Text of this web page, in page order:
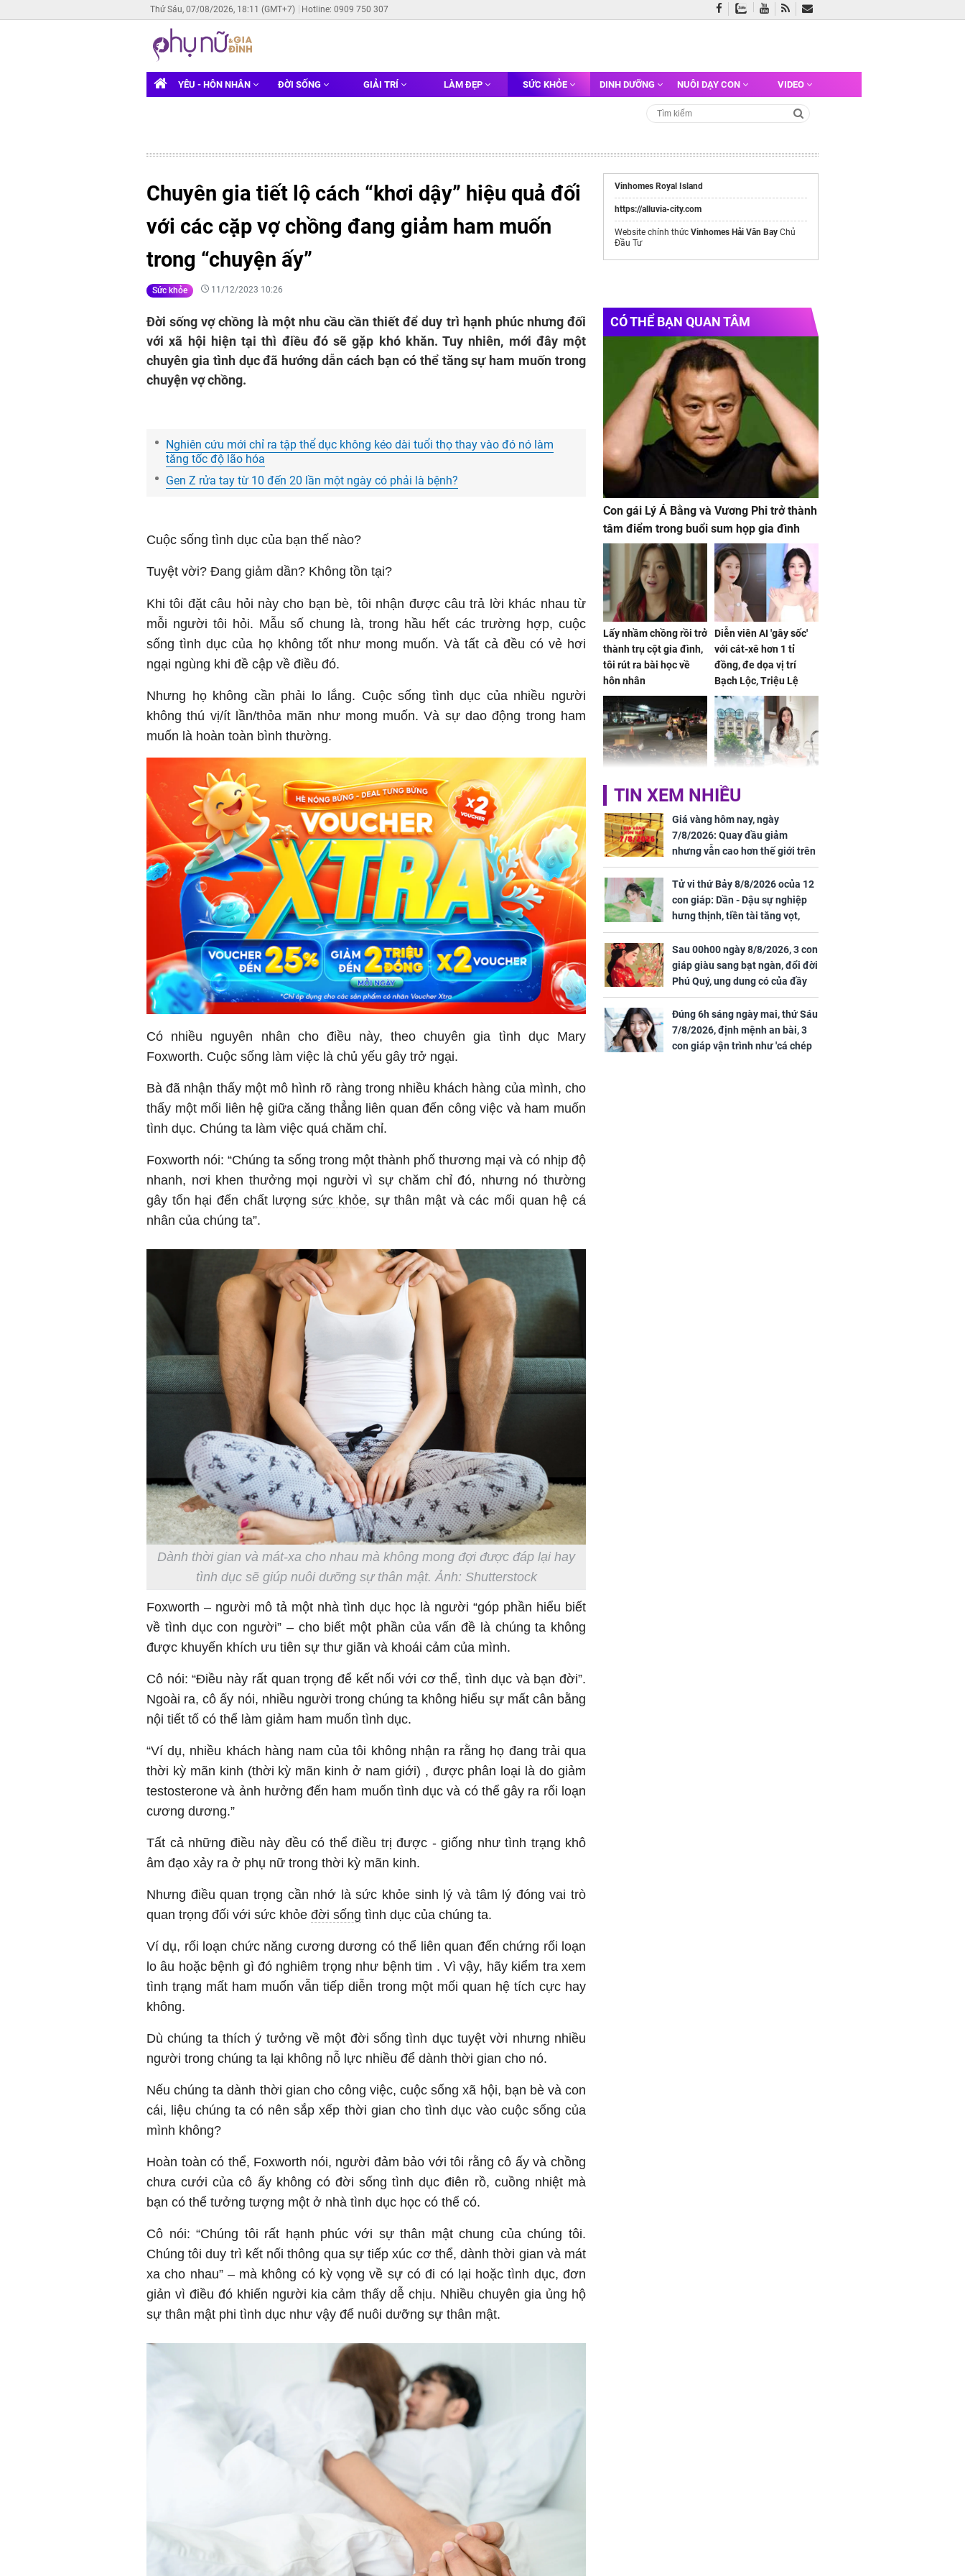
Thứ Sáu, 07/08/2026, 18:11 (GMT+7) Hotline: 0909 750 307
YÊU - HÔN NHÂN ĐỜI SỐNG GIẢI TRÍ LÀM ĐẸP SỨC KHỎE DINH DƯỠNG NUÔI DẠY CON VIDEO
Chuyên gia tiết lộ cách “khơi dậy” hiệu quả đối
với các cặp vợ chồng đang giảm ham muốn
trong “chuyện ấy”
Sức khỏe 11/12/2023 10:26
Đời sống vợ chồng là một nhu cầu cần thiết để duy trì hạnh phúc nhưng đối
với xã hội hiện tại thì điều đó sẽ gặp khó khăn. Tuy nhiên, mới đây một
chuyên gia tình dục đã hướng dẫn cách bạn có thể tăng sự ham muốn trong
chuyện vợ chồng.
Nghiên cứu mới chỉ ra tập thể dục không kéo dài tuổi thọ thay vào đó nó làm
tăng tốc độ lão hóa
Gen Z rửa tay từ 10 đến 20 lần một ngày có phải là bệnh?
Cuộc sống tình dục của bạn thế nào?
Tuyệt vời? Đang giảm dần? Không tồn tại?
Khi tôi đặt câu hỏi này cho bạn bè, tôi nhận được câu trả lời khác nhau từ
mỗi người tôi hỏi. Mẫu số chung là, trong hầu hết các trường hợp, cuộc
sống tình dục của họ không tốt như mong muốn. Và tất cả đều có vẻ hơi
ngại ngùng khi đề cập về điều đó.
Nhưng họ không cần phải lo lắng. Cuộc sống tình dục của nhiều người
không thú vị/ít lần/thỏa mãn như mong muốn. Và sự dao động trong ham
muốn là hoàn toàn bình thường.
Có nhiều nguyên nhân cho điều này, theo chuyên gia tình dục Mary
Foxworth. Cuộc sống làm việc là chủ yếu gây trở ngại.
Bà đã nhận thấy một mô hình rõ ràng trong nhiều khách hàng của mình, cho
thấy một mối liên hệ giữa căng thẳng liên quan đến công việc và ham muốn
tình dục. Chúng ta làm việc quá chăm chỉ.
Foxworth nói: “Chúng ta sống trong một thành phố thương mại và có nhịp độ
nhanh, nơi khen thưởng mọi người vì sự chăm chỉ đó, nhưng nó thường
gây tổn hại đến chất lượngsức khỏe, sự thân mật và các mối quan hệ cá
nhân của chúng ta”.
Dành thời gian và mát-xa cho nhau mà không mong đợi được đáp lại hay
tình dục sẽ giúp nuôi dưỡng sự thân mật. Ảnh: Shutterstock
Foxworth – người mô tả một nhà tình dục học là người “góp phần hiểu biết
về tình dục con người” – cho biết một phần của vấn đề là chúng ta không
được khuyến khích ưu tiên sự thư giãn và khoái cảm của mình.
Cô nói: “Điều này rất quan trọng để kết nối với cơ thể, tình dục và bạn đời”.
Ngoài ra, cô ấy nói, nhiều người trong chúng ta không hiểu sự mất cân bằng
nội tiết tố có thể làm giảm ham muốn tình dục.
“Ví dụ, nhiều khách hàng nam của tôi không nhận ra rằng họ đang trải qua
thời kỳ mãn kinh (thời kỳ mãn kinh ở nam giới) , được phân loại là do giảm
testosterone và ảnh hưởng đến ham muốn tình dục và có thể gây ra rối loạn
cương dương.”
Tất cả những điều này đều có thể điều trị được - giống như tình trạng khô
âm đạo xảy ra ở phụ nữ trong thời kỳ mãn kinh.
Nhưng điều quan trọng cần nhớ là sức khỏe sinh lý và tâm lý đóng vai trò
quan trọng đối với sức khỏe đời sống tình dục của chúng ta.
Ví dụ, rối loạn chức năng cương dương có thể liên quan đến chứng rối loạn
lo âu hoặc bệnh gì đó nghiêm trọng như bệnh tim . Vì vậy, hãy kiểm tra xem
tình trạng mất ham muốn vẫn tiếp diễn trong một mối quan hệ tích cực hay
không.
Dù chúng ta thích ý tưởng về một đời sống tình dục tuyệt vời nhưng nhiều
người trong chúng ta lại không nỗ lực nhiều để dành thời gian cho nó.
Nếu chúng ta dành thời gian cho công việc, cuộc sống xã hội, bạn bè và con
cái, liệu chúng ta có nên sắp xếp thời gian cho tình dục vào cuộc sống của
mình không?
Hoàn toàn có thể, Foxworth nói, người đảm bảo với tôi rằng cô ấy và chồng
chưa cưới của cô ấy không có đời sống tình dục điên rồ, cuồng nhiệt mà
bạn có thể tưởng tượng một ở nhà tình dục học có thể có.
Cô nói: “Chúng tôi rất hạnh phúc với sự thân mật chung của chúng tôi.
Chúng tôi duy trì kết nối thông qua sự tiếp xúc cơ thể, dành thời gian và mát
xa cho nhau” – mà không có kỳ vọng về sự có đi có lại hoặc tình dục, đơn
giản vì điều đó khiến người kia cảm thấy dễ chịu. Nhiều chuyên gia ủng hộ
sự thân mật phi tình dục như vậy để nuôi dưỡng sự thân mật.
Vinhomes Royal Island
https://alluvia-city.com
Website chính thức Vinhomes Hải Vân Bay Chủ
Đầu Tư
CÓ THỂ BẠN QUAN TÂM
Con gái Lý Á Bằng và Vương Phi trở thành
tâm điểm trong buổi sum họp gia đình
Lấy nhầm chồng rồi trở
thành trụ cột gia đình,
tôi rút ra bài học về
hôn nhân
Diễn viên AI 'gây sốc'
với cát-xê hơn 1 tỉ
đồng, đe dọa vị trí
Bạch Lộc, Triệu Lệ
Dĩnh
TP.HCM: Nữ công nhân
tử vong trên đường đi
làm về trong khu công
nghiệp Sóng Thần
Đỗ Mỹ Linh hé lộ góc
bếp chill của nhà mới -
cạnh biệt thự bầu Hiển
Sau 00h00 ngày
8/8/2026, 3 con giáp
giàu sang bạt ngàn,
đổi đời Phú Quý, ung
dung có của đầy nhà,
ngày càng hưng thịnh
sung túc
TIN XEM NHIỀU
Giá vàng hôm nay, ngày
7/8/2026: Quay đầu giảm
nhưng vẫn cao hơn thế giới trên
7 triệu đồng
Tử vi thứ Bảy 8/8/2026 ocủa 12
con giáp: Dần - Dậu sự nghiệp
hưng thịnh, tiền tài tăng vọt,
Mão - Thân công việc bất trắc,
tiền mất tật mang
Sau 00h00 ngày 8/8/2026, 3 con
giáp giàu sang bạt ngàn, đổi đời
Phú Quý, ung dung có của đầy
nhà, ngày càng hưng thịnh sung
túc
Đúng 6h sáng ngày mai, thứ Sáu
7/8/2026, định mệnh an bài, 3
con giáp vận trình như 'cá chép